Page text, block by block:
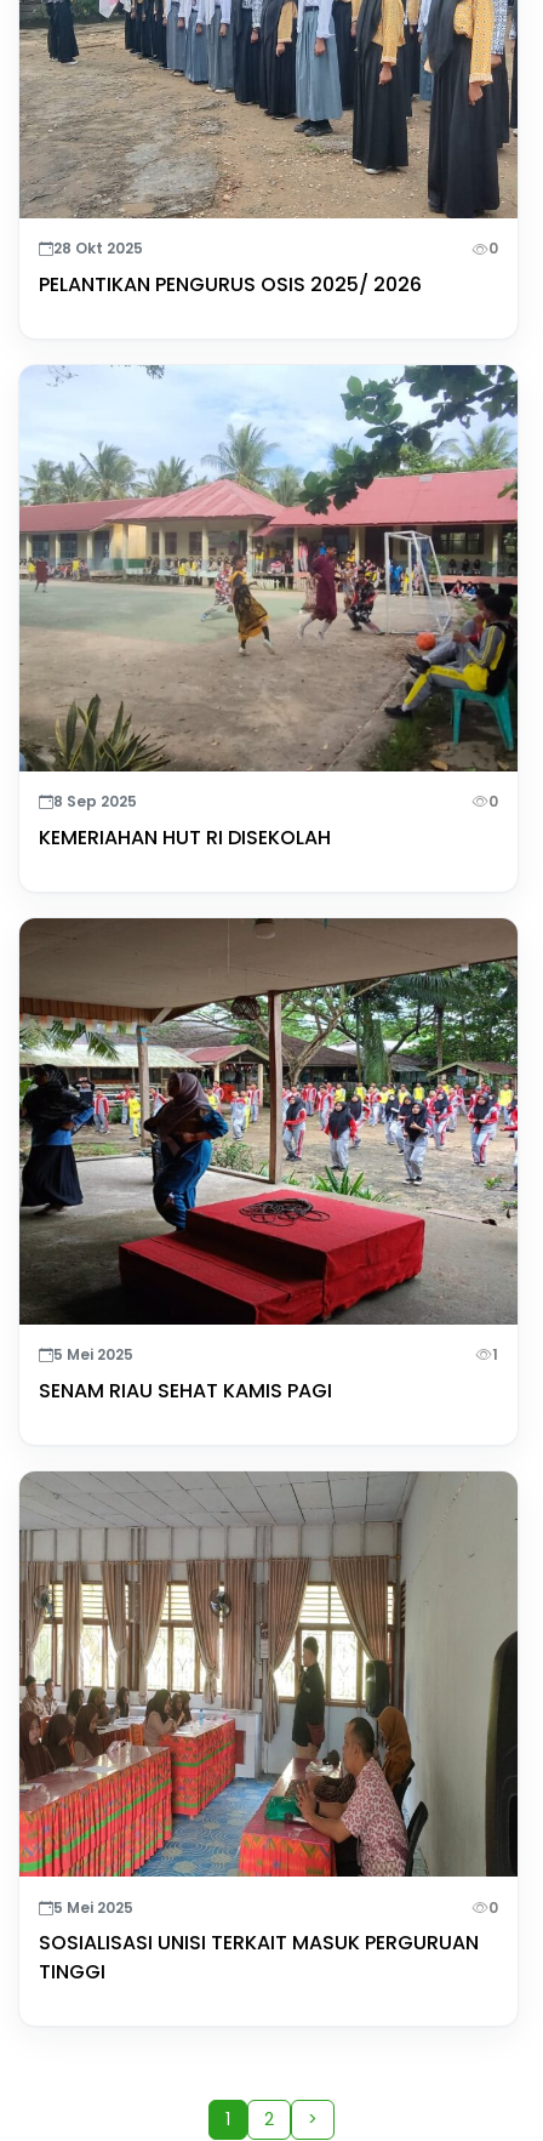
28 Okt 2025 0
PELANTIKAN PENGURUS OSIS 2025/ 2026
8 Sep 2025 0
KEMERIAHAN HUT RI DISEKOLAH
5 Mei 2025 1
SENAM RIAU SEHAT KAMIS PAGI
5 Mei 2025 0
SOSIALISASI UNISI TERKAIT MASUK PERGURUAN
TINGGI
1 2 >